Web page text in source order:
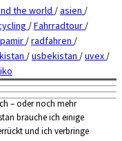
– oder noch mehr
brauche ich einige
und ich verbringe
the world /asien /
/Fahrradtour /
pamir /radfahren /
/usbekistan /uvex /